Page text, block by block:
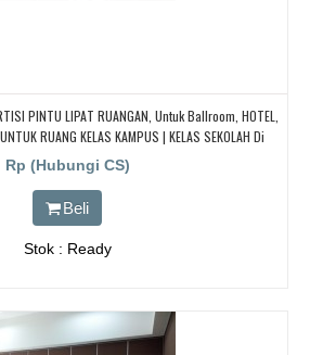
PINTU LIPAT RUANGAN, Untuk Ballroom, HOTEL,
RUANG KELAS KAMPUS | KELAS SEKOLAH Di
JAKARTA, BEKASI, TANGERANG
Rp (Hubungi CS)
Beli
Stok : Ready